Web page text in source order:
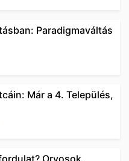
Paradigmaváltás
Már a 4. Település,